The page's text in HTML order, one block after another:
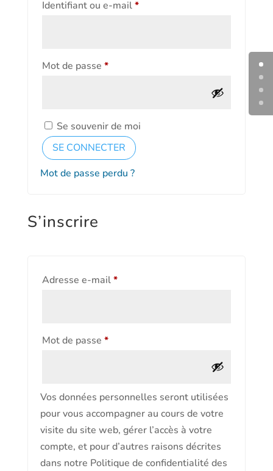
Identifiant ou e-mail*Obligatoire
Mot de passe *Obligatoire
Se souvenir de moi
SE CONNECTER
Mot de passe perdu ?
S’inscrire
Adresse e-mail*Obligatoire
Mot de passe *Obligatoire
Vos données personnelles seront utilisées
pour vous accompagner au cours de votre
visite du site web, gérer l’accès à votre
compte, et pour d’autres raisons décrites
dans notre Politique de confidentialité des